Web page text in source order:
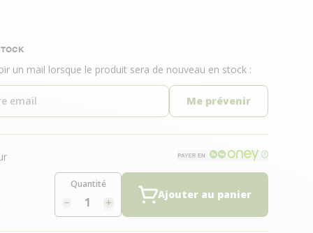
un mail lorsque le produit sera de nouveau en stock :
Me prévenir
Quantité
Ajouter au panier